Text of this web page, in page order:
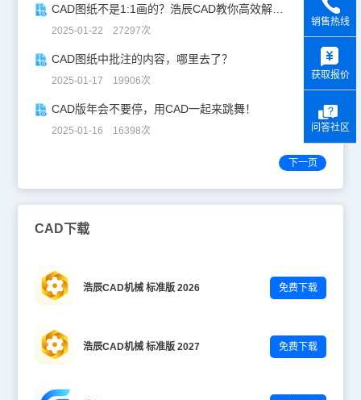
CAD图纸不是1:1画的？浩辰CAD教你高效解决！
2025-01-22 27297次
CAD图纸中批注的内容，哪里去了？
2025-01-17 19906次
CAD版年会不要停，用CAD一起来跳舞！
2025-01-16 16398次
下一页
CAD下载
浩辰CAD机械 标准版 2026 免费下载
浩辰CAD机械 标准版 2027 免费下载
销售热线
获取报价
问答社区